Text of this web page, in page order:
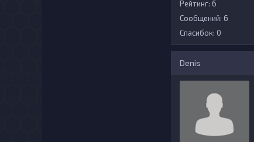
Рейтинг: 6
Сообщений: 6
Спасибок: 0
Denis